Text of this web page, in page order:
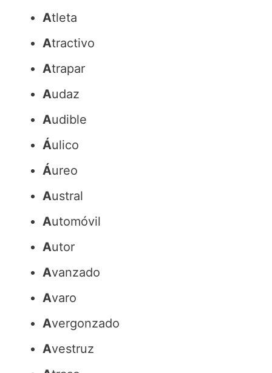
Atleta
Atractivo
Atrapar
Audaz
Audible
Áulico
Áureo
Austral
Automóvil
Autor
Avanzado
Avaro
Avergonzado
Avestruz